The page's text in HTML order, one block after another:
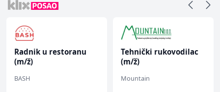
Radnik u restoranu
(m/ž)
BASH
Tehnički rukovodilac
(m/ž)
Mountain